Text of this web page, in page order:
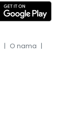
| O nama |